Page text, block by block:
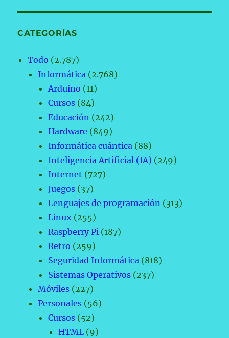
CATEGORÍAS
Todo (2.787)
Informática (2.768)
Arduino (11)
Cursos (84)
Educación (242)
Hardware (849)
Informática cuántica (88)
Inteligencia Artificial (IA) (249)
Internet (727)
Juegos (37)
Lenguajes de programación (313)
Linux (255)
Raspberry Pi (187)
Retro (259)
Seguridad Informática (818)
Sistemas Operativos (237)
Móviles (227)
Personales (56)
Cursos (52)
HTML (9)